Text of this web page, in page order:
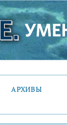
АРХИВЫ